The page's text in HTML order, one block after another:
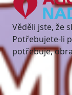
Věděli jste, že
Potřebujete-li
potřebuje,